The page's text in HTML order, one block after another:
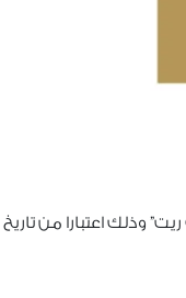
وذلك اعتبارا من تاريخ